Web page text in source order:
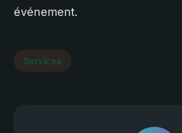
événement.
Services